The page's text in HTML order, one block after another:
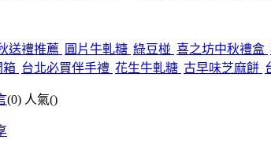
送禮推薦 圓片牛軋糖 綠豆椪 喜之坊中秋禮盒
箱 台北必買伴手禮 花生牛軋糖 古早味芝麻餅
(0) 人氣()